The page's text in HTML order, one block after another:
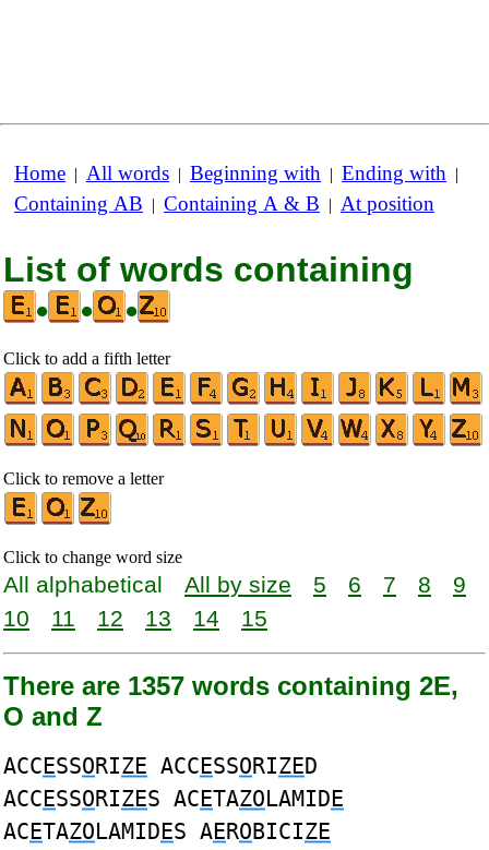
Home | All words | Beginning with | Ending with |
Containing AB | Containing A & B | At position
List of words containing
•
• •
Click to add a fifth letter
Click to remove a letter
Click to change word size
All alphabetical All by size 5 6 7 8
9
10
11 12 13 14 15
There are 1357 words containing 2E,
O and Z
ACCESSORIZE ACCESSORIZED
ACCESSORIZES ACETAZOLAMIDE
ACETAZOLAMIDES AEROBICIZE